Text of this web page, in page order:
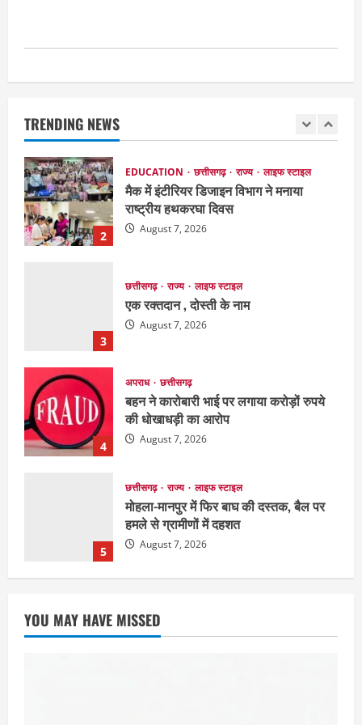
TRENDING NEWS
2
मैक में इंटीरियर डिजाइन विभाग ने मनाया
3
छत्तीसगढ़ राज्य लाइफ स्टाइल
एक रक्तदान , दोस्ती के नाम
August 7, 2026
4
अपराध छत्तीसगढ़
बहन ने कारोबारी भाई पर लगाया करोड़ों रुपये
की धोखाधड़ी का आरोप
5
छत्तीसगढ़ राज्य
मोहला-मानपुर में फिर बाघ की दस्तक, बैल पर
हमले से ग्रामीणों में दहशत
August 7, 2026
1
छत्तीसगढ़ राजनीति
151 किमी विधायक भावना बोहरा करेंगी
अमरकंटक से भोरमदेव तक पदयात्रा
August 8, 2026
मैक में इंटीरियर डिजाइन विभाग ने मनाया
राष्ट्रीय हथकरघा दिवस
YOU MAY HAVE MISSED